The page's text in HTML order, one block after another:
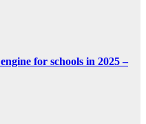
for schools in 2025 –